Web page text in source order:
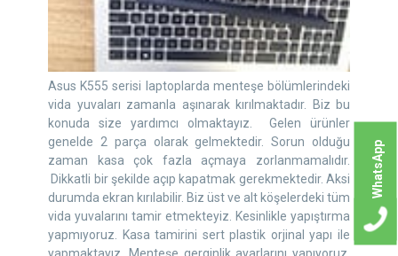
Asus K555 serisi laptoplarda menteşe bölümlerindeki
vida yuvaları zamanla aşınarak kırılmaktadır. Biz bu
konuda size yardımcı olmaktayız. Gelen ürünler
genelde 2 parça olarak gelmektedir. Sorun olduğu
zaman kasa çok fazla açmaya zorlanmamalıdır.
Dikkatli bir şekilde açıp kapatmak gerekmektedir. Aksi
durumda ekran kırılabilir. Biz üst ve alt köşelerdeki tüm
vida yuvalarını tamir etmekteyiz. Kesinlikle yapıştırma
yapmıyoruz. Kasa tamirini sert plastik orjinal yapı ile
WhatsApp